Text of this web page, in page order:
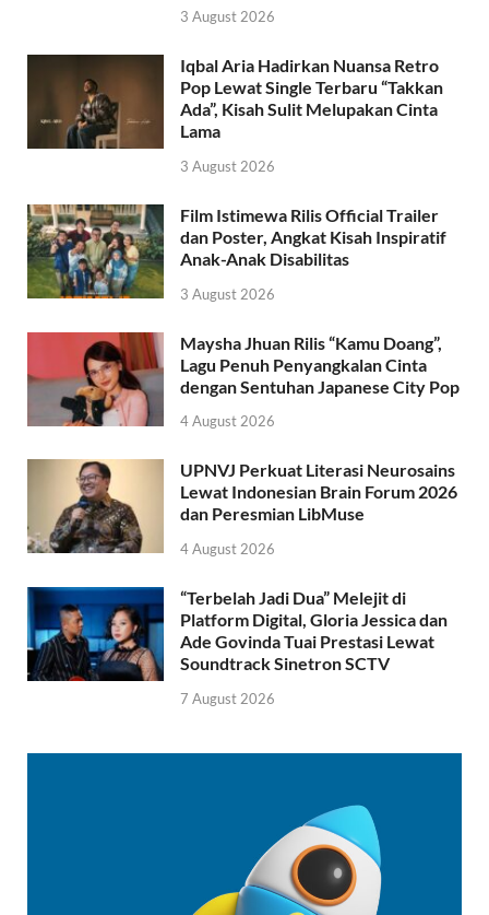
3 August 2026
Iqbal Aria Hadirkan Nuansa Retro
Pop Lewat Single Terbaru “Takkan
Ada”, Kisah Sulit Melupakan Cinta
Lama
3 August 2026
Film Istimewa Rilis Official Trailer
dan Poster, Angkat Kisah Inspiratif
Anak-Anak Disabilitas
3 August 2026
Maysha Jhuan Rilis “Kamu Doang”,
Lagu Penuh Penyangkalan Cinta
dengan Sentuhan Japanese City Pop
4 August 2026
UPNVJ Perkuat Literasi Neurosains
Lewat Indonesian Brain Forum 2026
dan Peresmian LibMuse
4 August 2026
“Terbelah Jadi Dua” Melejit di
Platform Digital, Gloria Jessica dan
Ade Govinda Tuai Prestasi Lewat
Soundtrack Sinetron SCTV
7 August 2026